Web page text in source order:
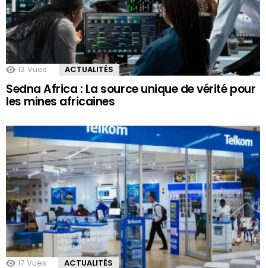
13 Vues ACTUALITÉS
Sedna Africa : La source unique de vérité pour
les mines africaines
17 Vues ACTUALITÉS